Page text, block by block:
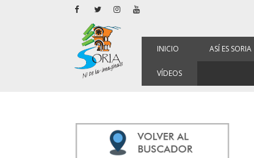
INICIO ASÍ ES SORIA
VÍDEOS